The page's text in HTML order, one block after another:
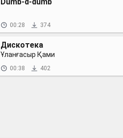
00:28 374
Дискотека
Ұланғасыр Қами
00:38 402